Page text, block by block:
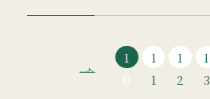
1
0
1
1
1
2
1
3